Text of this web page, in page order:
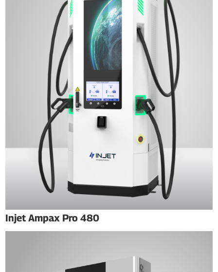
Injet Ampax Pro 480